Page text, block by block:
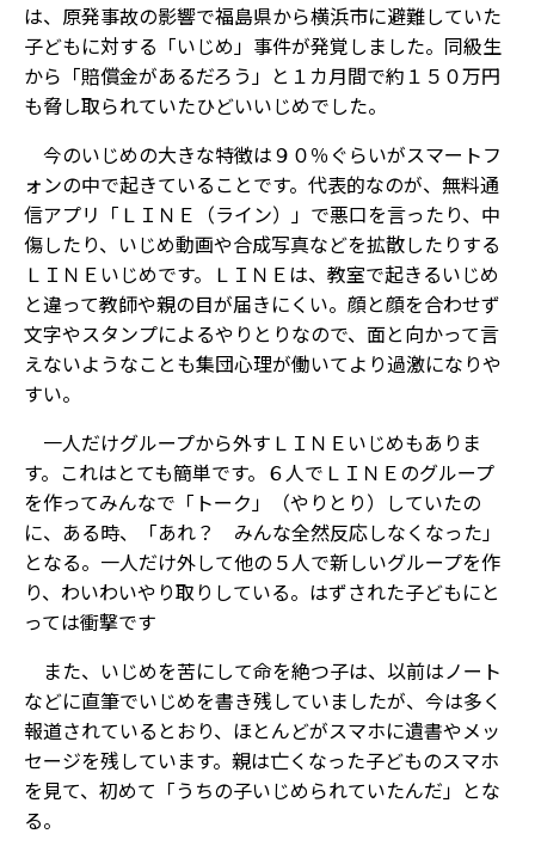
は、原発事故の影響で福島県から横浜市に避難していた
子どもに対する「いじめ」事件が発覚しました。同級生
から「賠償金があるだろう」と１カ月間で約１５０万円
も脅し取られていたひどいいじめでした。
今のいじめの大きな特徴は９０％ぐらいがスマートフ
ォンの中で起きていることです。代表的なのが、無料通
信アプリ「ＬＩＮＥ（ライン）」で悪口を言ったり、中
傷したり、いじめ動画や合成写真などを拡散したりする
ＬＩＮＥいじめです。ＬＩＮＥは、教室で起きるいじめ
と違って教師や親の目が届きにくい。顔と顔を合わせず
文字やスタンプによるやりとりなので、面と向かって言
えないようなことも集団心理が働いてより過激になりや
すい。
一人だけグループから外すＬＩＮＥいじめもありま
す。これはとても簡単です。６人でＬＩＮＥのグループ
を作ってみんなで「トーク」（やりとり）していたの
に、ある時、「あれ？ みんな全然反応しなくなった」
となる。一人だけ外して他の５人で新しいグループを作
り、わいわいやり取りしている。はずされた子どもにと
っては衝撃です
また、いじめを苦にして命を絶つ子は、以前はノート
などに直筆でいじめを書き残していましたが、今は多く
報道されているとおり、ほとんどがスマホに遺書やメッ
セージを残しています。親は亡くなった子どものスマホ
を見て、初めて「うちの子いじめられていたんだ」とな
る。